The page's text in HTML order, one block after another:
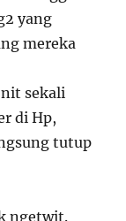
yang
mereka
sekali
di Hp,
tutup
ngetwit.